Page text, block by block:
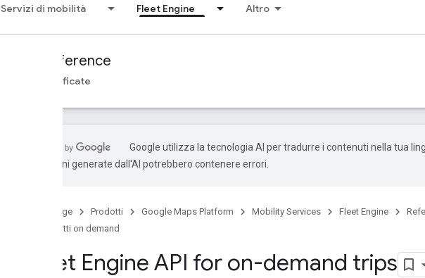
Servizi di mobilità Fleet Engine Altro
Reference
Attività pianificate
Google utilizza la tecnologia AI per tradurre i contenuti nella tua
traduzioni generate dall'AI potrebbero contenere errori.
Home page Prodotti Google Maps Platform Mobility Services Fleet Engine
Tragitti on demand
Fleet Engine API for on-demand trips